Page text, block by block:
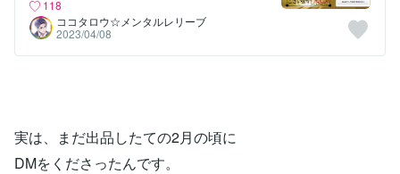
118
ココタロウ☆メンタルレリーブ
2023/04/08
実は、まだ出品したての2月の頃に
DMをくださったんです。